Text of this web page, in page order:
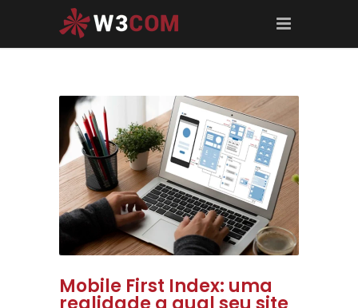
Mobile First Index: uma